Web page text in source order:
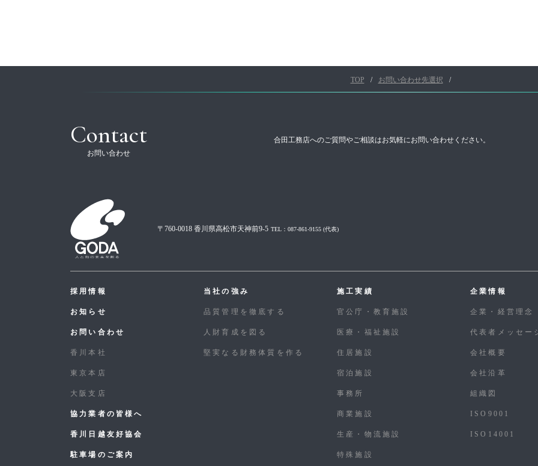
TOP お問い合わせ先選択
Contact
お問い合わせ
合田工務店へのご質問やご相談はお気軽にお問い合わせください。
〒760-0018 香川県高松市天神前9-5 TEL：087-861-9155(代表)
採用情報
お知らせ
お問い合わせ
香川本社
東京本店
大阪支店
協力業者の皆様へ
香川日越友好協会
駐車場のご案内
当社の強み
品質管理を徹底する
人財育成を図る
堅実なる財務体質を作る
施工実績
官公庁・教育施設
医療・福祉施設
住居施設
宿泊施設
事務所
商業施設
生産・物流施設
特殊施設
企業情報
企業・経営理念
代表者メッセー
会社概要
会社沿革
組織図
ISO9001
ISO14001